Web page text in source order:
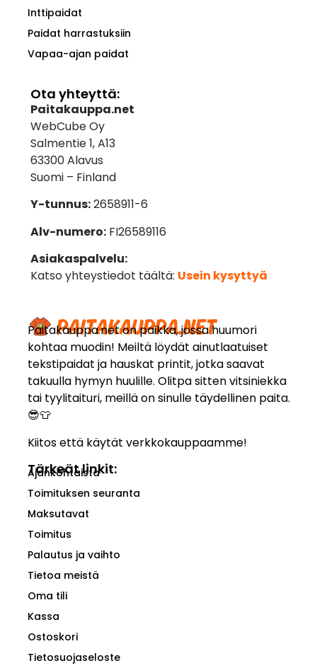
Paitakauppa.net on paikka, jossa huumori
kohtaa muodin! Meiltä löydät ainutlaatuiset
tekstipaidat ja hauskat printit, jotka saavat
takuulla hymyn huulille. Olitpa sitten vitsiniekka
tai tyylitaituri, meillä on sinulle täydellinen paita.
😎👕
Kiitos että käytät verkkokauppaamme!
Tärkeät linkit:
Ajankohtaista
Toimituksen seuranta
Maksutavat
Toimitus
Palautus ja vaihto
Tietoa meistä
Oma tili
Kassa
Ostoskori
Tietosuojaseloste
Inttipaidat
Paidat harrastuksiin
Vapaa-ajan paidat
Ota yhteyttä:
Paitakauppa.net
WebCube Oy
Salmentie 1, A13
63300 Alavus
Suomi – Finland
Y-tunnus:2658911-6
Alv-numero:FI26589116
Asiakaspalvelu:
Katso yhteystiedot täältä: Usein kysyttyä